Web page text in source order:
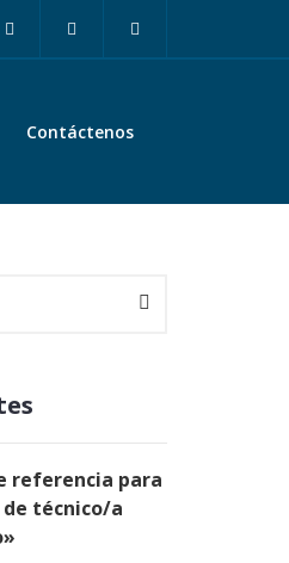
Contáctenos
referencia para
técnico/a